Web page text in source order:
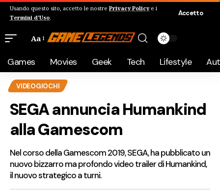
Usando questo sito, accetto le nostre Privacy Policye i
Termini d'Uso.
Accetto
Aa
Games Movies Geek Tech Lifestyle
VIDEOGIOCHI
SEGA annuncia Humankind
alla Gamescom
Nel corso della Gamescom 2019, SEGA, ha pubblicato un
nuovo bizzarro ma profondo video trailer di Humankind,
il nuovo strategico a turni.